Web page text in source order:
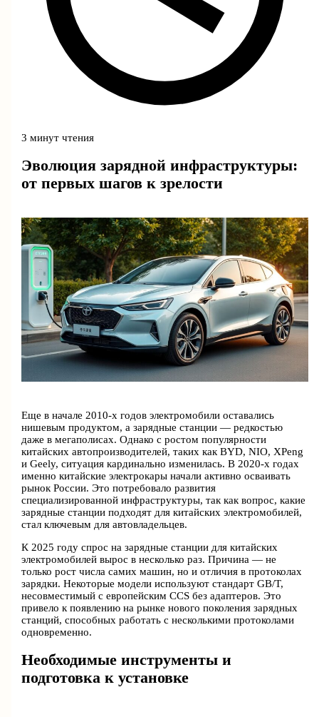
3 минут чтения
Эволюция зарядной инфраструктуры:
от первых шагов к зрелости
Еще в начале 2010-х годов электромобили оставались
нишевым продуктом, а зарядные станции — редкостью
даже в мегаполисах. Однако с ростом популярности
китайских автопроизводителей, таких как BYD, NIO, XPeng
и Geely, ситуация кардинально изменилась. В 2020-х годах
именно китайские электрокары начали активно осваивать
рынок России. Это потребовало развития
специализированной инфраструктуры, так как вопрос, какие
зарядные станции подходят для китайских электромобилей,
стал ключевым для автовладельцев.
К 2025 году спрос на зарядные станции для китайских
электромобилей вырос в несколько раз. Причина — не
только рост числа самих машин, но и отличия в протоколах
зарядки. Некоторые модели используют стандарт GB/T,
несовместимый с европейским CCS без адаптеров. Это
привело к появлению на рынке нового поколения зарядных
станций, способных работать с несколькими протоколами
одновременно.
Необходимые инструменты и
подготовка к установке